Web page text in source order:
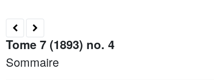
Tome 7 (1893) no. 4
Sommaire